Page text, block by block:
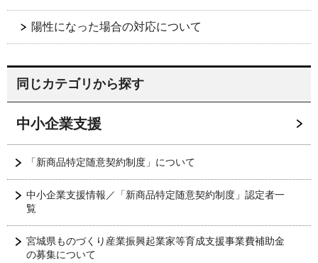
陽性になった場合の対応について
同じカテゴリから探す
中小企業支援
「新商品特定随意契約制度」について
中小企業支援情報／「新商品特定随意契約制度」認定者一
覧
宮城県ものづくり産業振興起業家等育成支援事業費補助金
の募集について